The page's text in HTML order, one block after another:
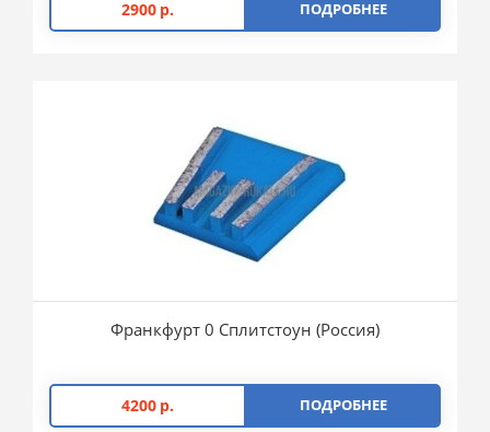
2900 р. ПОДРОБНЕЕ
Франкфурт 0 Сплитстоун (Россия)
4200 р. ПОДРОБНЕЕ